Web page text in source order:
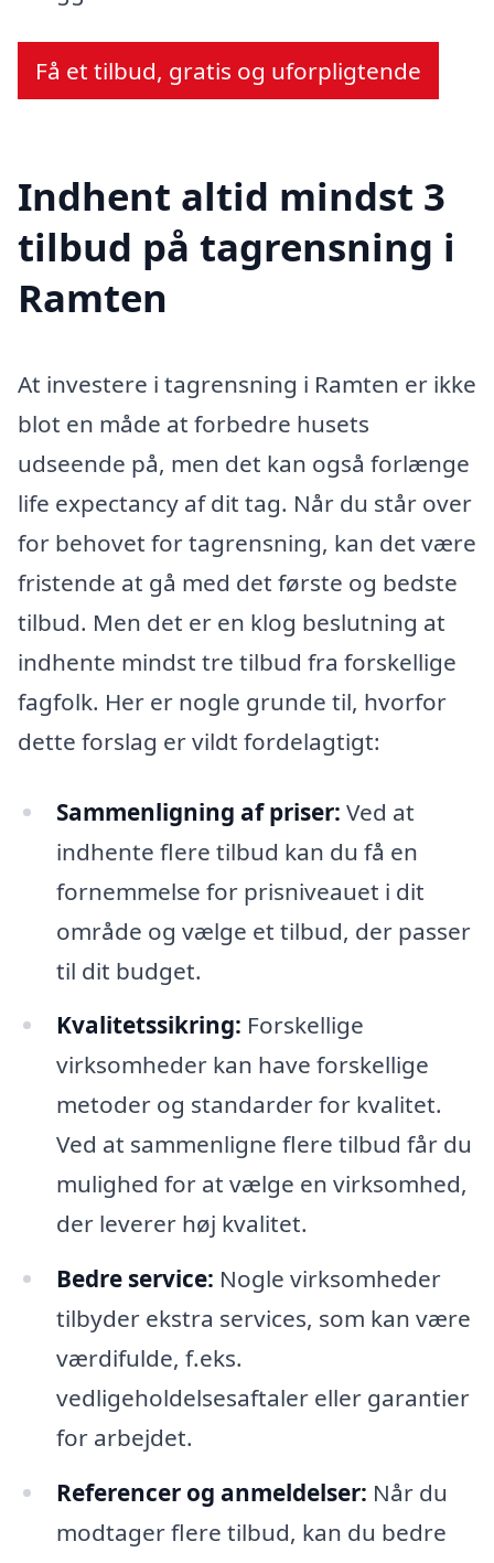
Få et tilbud, gratis og uforpligtende
Indhent altid mindst 3
tilbud på tagrensning i
Ramten
At investere i tagrensning i Ramten er ikke
blot en måde at forbedre husets
udseende på, men det kan også forlænge
life expectancy af dit tag. Når du står over
for behovet for tagrensning, kan det være
fristende at gå med det første og bedste
tilbud. Men det er en klog beslutning at
indhente mindst tre tilbud fra forskellige
fagfolk. Her er nogle grunde til, hvorfor
dette forslag er vildt fordelagtigt:
Sammenligning af priser: Ved at
indhente flere tilbud kan du få en
fornemmelse for prisniveauet i dit
område og vælge et tilbud, der passer
til dit budget.
Kvalitetssikring: Forskellige
virksomheder kan have forskellige
metoder og standarder for kvalitet.
Ved at sammenligne flere tilbud får du
mulighed for at vælge en virksomhed,
der leverer høj kvalitet.
Bedre service: Nogle virksomheder
tilbyder ekstra services, som kan være
værdifulde, f.eks.
vedligeholdelsesaftaler eller garantier
for arbejdet.
Referencer og anmeldelser: Når du
modtager flere tilbud, kan du bedre